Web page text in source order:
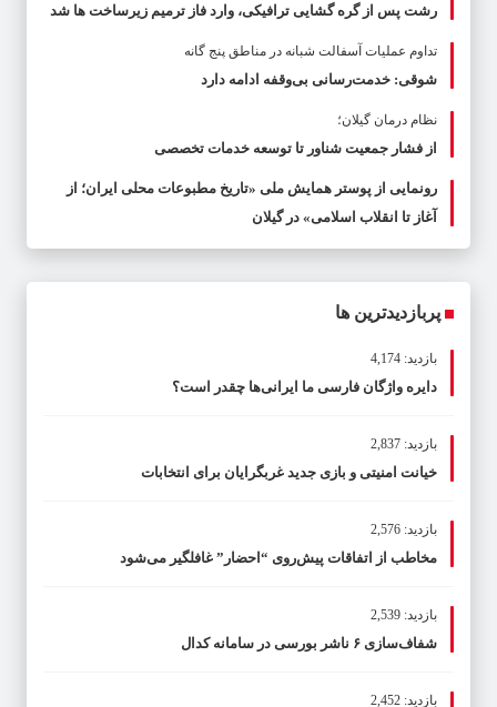
رشت پس از گره گشایی ترافیکی، وارد فاز ترمیم زیرساخت ها شد
تداوم عملیات آسفالت‌ شبانه در مناطق پنج گانه
شوقی: خدمت‌رسانی بی‌وقفه ادامه دارد
نظام درمان گیلان؛
از فشار جمعیت شناور تا توسعه خدمات تخصصی
رونمایی از پوستر همایش ملی «تاریخ مطبوعات محلی ایران؛ از
آغاز تا انقلاب اسلامی» در گیلان
پربازدیدترین ها
بازدید: 4,174
دایره واژگان فارسی ما ایرانی‌ها چقدر است؟
بازدید: 2,837
خیانت امنیتی و بازی جدید غربگرایان برای انتخابات
بازدید: 2,576
مخاطب از اتفاقات پیش‌روی “احضار” غافلگیر می‌شود
بازدید: 2,539
شفاف‌سازی ۶ ناشر بورسی در سامانه کدال
بازدید: 2,452